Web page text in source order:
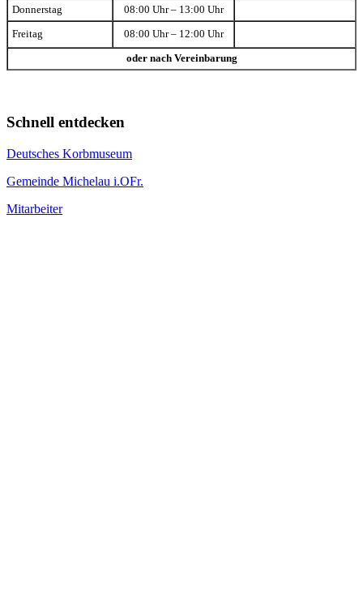
Donnerstag 08:00 Uhr – 13:00 Uhr
Freitag 08:00 Uhr – 12:00 Uhr
oder nach Vereinbarung
Schnell entdecken
Deutsches Korbmuseum
Gemeinde Michelau i.OFr.
Mitarbeiter